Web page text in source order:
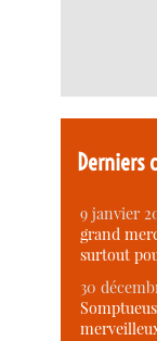
Derniers
9 janvier
grand
surtout
30